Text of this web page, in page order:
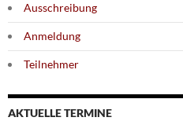
Ausschreibung
Anmeldung
Teilnehmer
AKTUELLE TERMINE